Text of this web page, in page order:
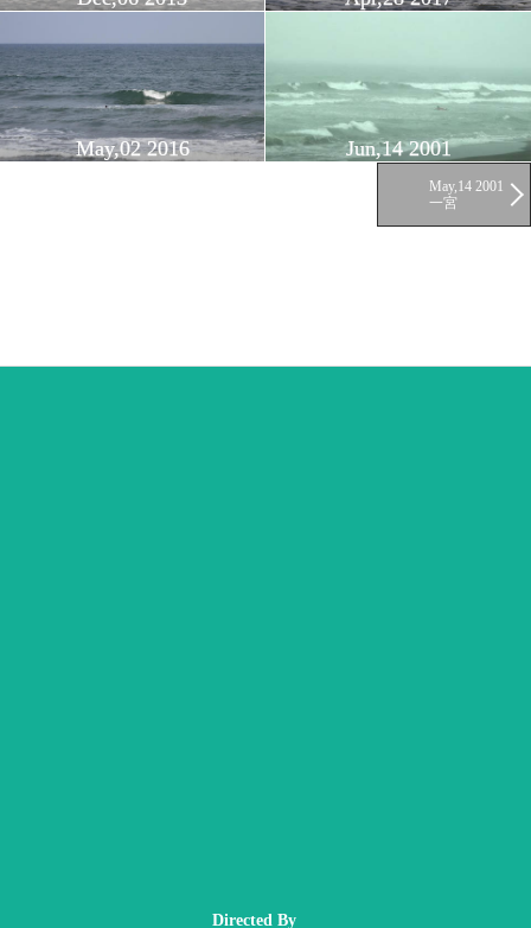
May,02 2016 Jun,14 2001
May,14 2001
一宮
Directed By